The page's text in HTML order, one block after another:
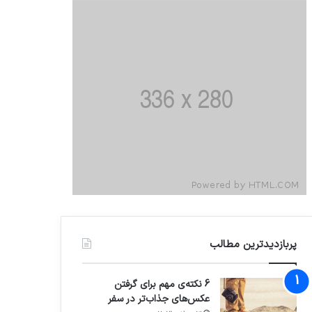
پربازدیدترین مطالب
6 نکته‌ی مهم برای گرفتن
عکس‌های جذاب‌تر در سفر